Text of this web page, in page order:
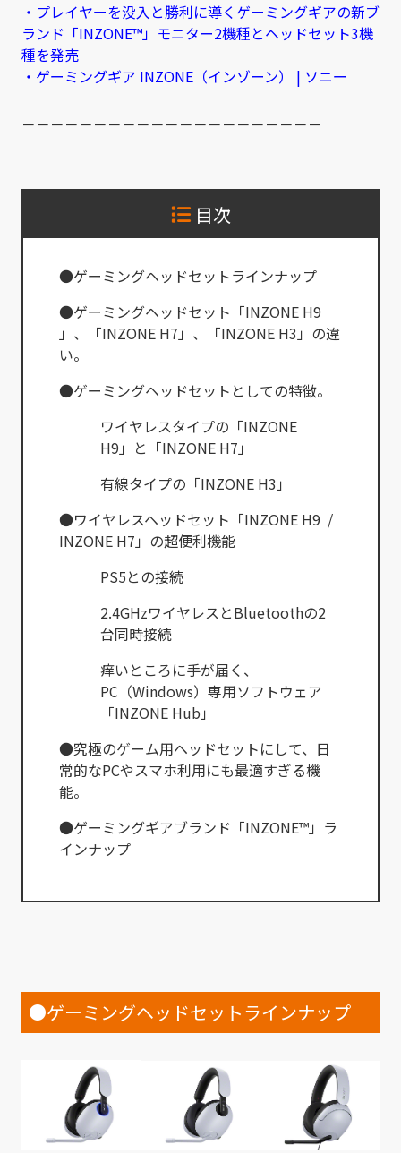
・プレイヤーを没入と勝利に導くゲーミングギアの新ブ
ランド「INZONE™」モニター2機種とヘッドセット3機
種を発売
・ゲーミングギア INZONE（インゾーン） | ソニー
－－－－－－－－－－－－－－－－－－－－－
目次
●ゲーミングヘッドセットラインナップ
●ゲーミングヘッドセット「INZONE H9
」、「INZONE H7」、「INZONE H3」の違
い。
●ゲーミングヘッドセットとしての特徴。
ワイヤレスタイプの「INZONE
H9」と「INZONE H7」
有線タイプの「INZONE H3」
●ワイヤレスヘッドセット「INZONE H9 /
INZONE H7」の超便利機能
PS5との接続
2.4GHzワイヤレスとBluetoothの2
台同時接続
痒いところに手が届く、
PC（Windows）専用ソフトウェア
「INZONE Hub」
●究極のゲーム用ヘッドセットにして、日
常的なPCやスマホ利用にも最適すぎる機
能。
●ゲーミングギアブランド「INZONE™」ラ
インナップ
●ゲーミングヘッドセットラインナップ